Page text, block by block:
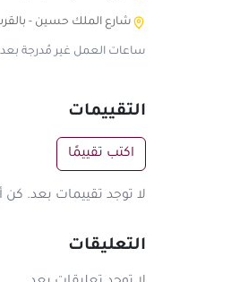
شارع الملك حسين -
ساعات العمل غير مُدرجة
التقييمات
اكتب تقييمًا
لا توجد تقييمات بعد. كن
التعليقات